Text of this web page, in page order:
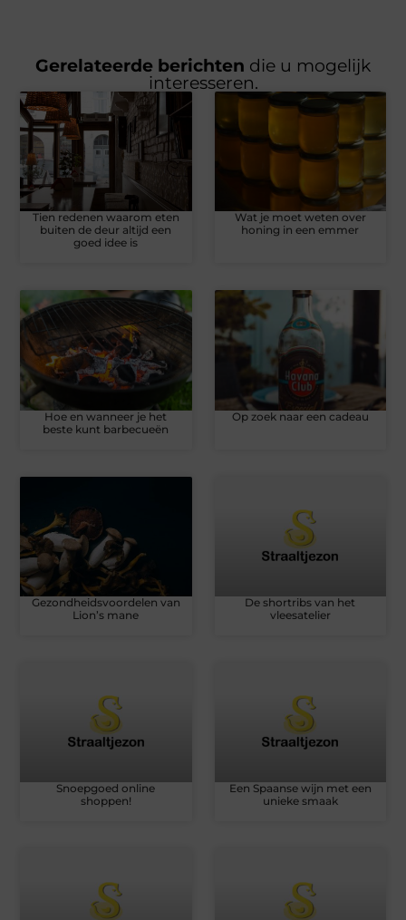
Gerelateerde berichten die u mogelijk
interesseren.
Tien redenen waarom eten
buiten de deur altijd een
goed idee is
Wat je moet weten over
honing in een emmer
Hoe en wanneer je het
beste kunt barbecueën
Op zoek naar een cadeau
Gezondheidsvoordelen van
Lion’s mane
De shortribs van het
vleesatelier
Snoepgoed online
shoppen!
Een Spaanse wijn met een
unieke smaak